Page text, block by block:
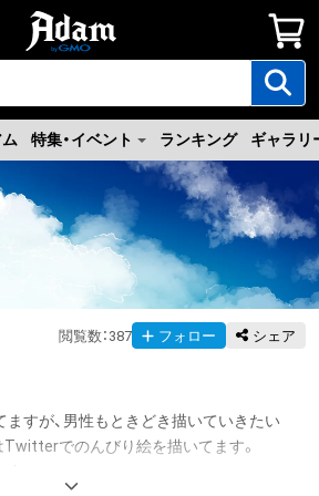
特集・イベント ランキング ギャラリ
閲覧数 ： 387 フォロー シェア
すが、男性もときどき描いていきたい